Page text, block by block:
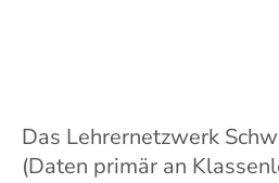
Das Lehrernetzwerk
(Daten primär an